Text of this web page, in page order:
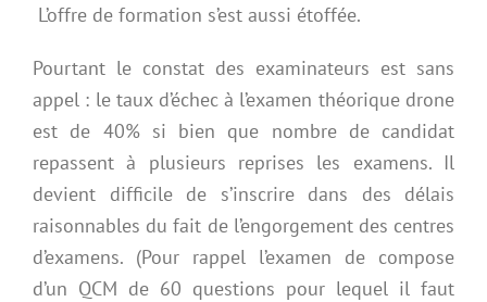
L’offre de formation s’est aussi étoffée.
Pourtant le constat des examinateurs est sans
appel : le taux d’échec à l’examen théorique drone
est de 40% si bien que nombre de candidat
repassent à plusieurs reprises les examens. Il
devient difficile de s’inscrire dans des délais
raisonnables du fait de l’engorgement des centres
d’examens. (Pour rappel l’examen de compose
d’un QCM de 60 questions pour lequel il faut